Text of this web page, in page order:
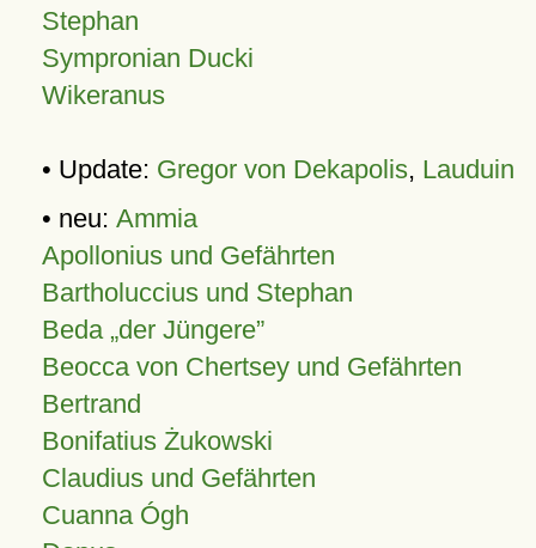
Stephan
Sympronian Ducki
Wikeranus
• Update: Gregor von Dekapolis, Lauduin
• neu: Ammia
Apollonius und Gefährten
Bartholuccius und Stephan
Beda „der Jüngere”
Beocca von Chertsey und Gefährten
Bertrand
Bonifatius Żukowski
Claudius und Gefährten
Cuanna Ógh